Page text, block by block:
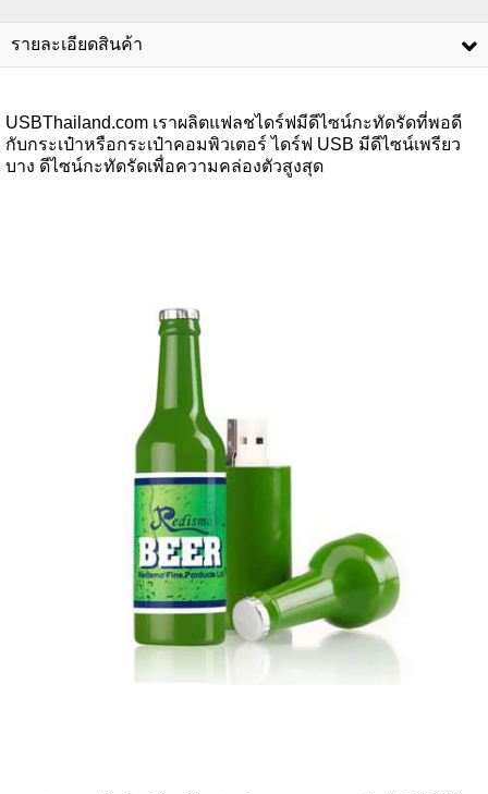
รายละเอียดสินค้า
USBThailand.com เราผลิตแฟลชไดร์ฟมีดีไซน์กะทัดรัดที่พอดี
กับกระเป๋าหรือกระเป๋าคอมพิวเตอร์ ไดร์ฟ USB มีดีไซน์เพรียว
บาง ดีไซน์กะทัดรัดเพื่อความคล่องตัวสูงสุด